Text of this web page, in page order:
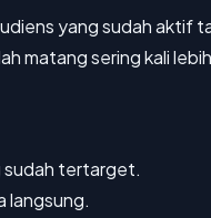
yang sudah aktif
matang sering kali
sudah tertarget.
langsung.